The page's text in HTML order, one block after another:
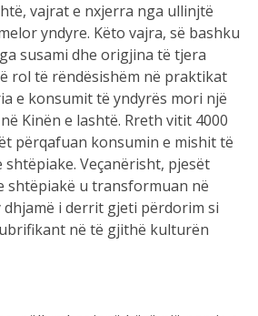
vajrat e nxjerra nga ullinjtë
yndyre. Këto vajra, së bashku
susami dhe origjina të tjera
rol të rëndësishëm në praktikat
e konsumit të yndyrës mori një
Kinën e lashtë. Rreth vitit 4000
përqafuan konsumin e mishit të
Veçanërisht, pjesët
shtëpiakë u transformuan në
dhjamë i derrit gjeti përdorim si
në të gjithë kulturën